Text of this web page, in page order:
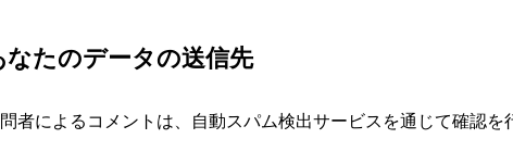
なたのデータの送信先
者によるコメントは、自動スパム検出サービスを通じて確認を